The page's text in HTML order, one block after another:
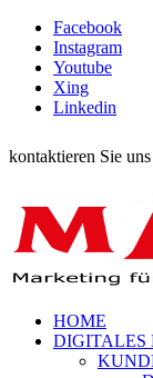
Facebook
Instagram
Youtube
Xing
Linkedin
kontaktieren Sie uns
HOME
DIGITALES